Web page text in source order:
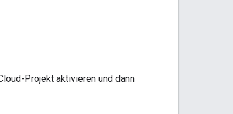
Projekt aktivieren und dann